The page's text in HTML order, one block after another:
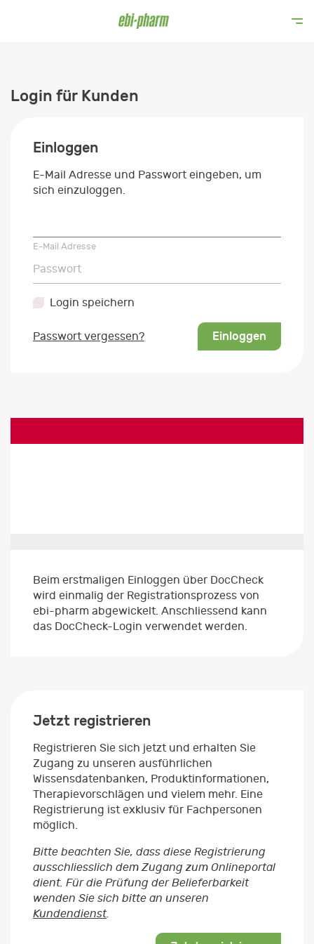
Login für Kunden
Einloggen
E-Mail Adresse und Passwort eingeben, um
sich einzuloggen.
E-Mail Adresse
Passwort
Passwort
Login speichern
Passwort vergessen? Einloggen
Beim erstmaligen Einloggen über DocCheck
wird einmalig der Registrationsprozess von
ebi-pharm abgewickelt. Anschliessend kann
das DocCheck-Login verwendet werden.
Jetzt registrieren
Registrieren Sie sich jetzt und erhalten Sie
Zugang zu unseren ausführlichen
Wissensdatenbanken, Produktinformationen,
Therapievorschlägen und vielem mehr. Eine
Registrierung ist exklusiv für Fachpersonen
möglich.
Bitte beachten Sie, dass diese Registrierung
ausschliesslich dem Zugang zum Onlineportal
dient. Für die Prüfung der Belieferbarkeit
wenden Sie sich bitte an unseren
Kundendienst.